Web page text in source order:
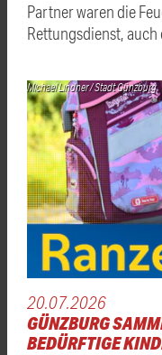
Partner waren die
Rettungsdienst,
Michael Lindner / Stadt Günzburg
20.07.2026
GÜNZBURG
BEDÜRFTIGE